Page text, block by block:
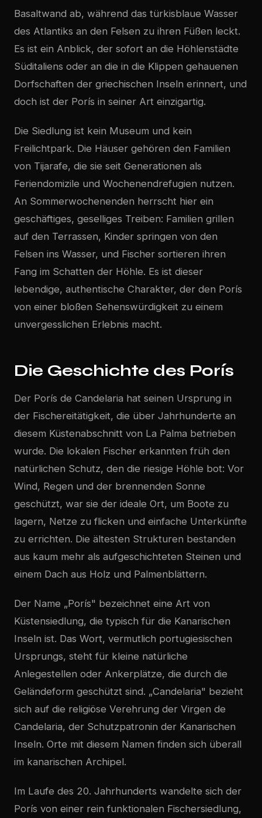
Basaltwand ab, während das türkisblaue Wasser
des Atlantiks an den Felsen zu ihren Füßen leckt.
Es ist ein Anblick, der sofort an die Höhlenstädte
Süditaliens oder an die in die Klippen gehauenen
Dorfschaften der griechischen Inseln erinnert, und
doch ist der Porís in seiner Art einzigartig.
Die Siedlung ist kein Museum und kein
Freilichtpark. Die Häuser gehören den Familien
von Tijarafe, die sie seit Generationen als
Feriendomizile und Wochenendrefugien nutzen.
An Sommerwochenenden herrscht hier ein
geschäftiges, geselliges Treiben: Familien grillen
auf den Terrassen, Kinder springen von den
Felsen ins Wasser, und Fischer sortieren ihren
Fang im Schatten der Höhle. Es ist dieser
lebendige, authentische Charakter, der den Porís
von einer bloßen Sehenswürdigkeit zu einem
unvergesslichen Erlebnis macht.
Die Geschichte des Porís
Der Porís de Candelaria hat seinen Ursprung in
der Fischereitätigkeit, die über Jahrhunderte an
diesem Küstenabschnitt von La Palma betrieben
wurde. Die lokalen Fischer erkannten früh den
natürlichen Schutz, den die riesige Höhle bot: Vor
Wind, Regen und der brennenden Sonne
geschützt, war sie der ideale Ort, um Boote zu
lagern, Netze zu flicken und einfache Unterkünfte
zu errichten. Die ältesten Strukturen bestanden
aus kaum mehr als aufgeschichteten Steinen und
einem Dach aus Holz und Palmenblättern.
Der Name „Porís" bezeichnet eine Art von
Küstensiedlung, die typisch für die Kanarischen
Inseln ist. Das Wort, vermutlich portugiesischen
Ursprungs, steht für kleine natürliche
Anlegestellen oder Ankerplätze, die durch die
Geländeform geschützt sind. „Candelaria" bezieht
sich auf die religiöse Verehrung der Virgen de
Candelaria, der Schutzpatronin der Kanarischen
Inseln. Orte mit diesem Namen finden sich überall
im kanarischen Archipel.
Im Laufe des 20. Jahrhunderts wandelte sich der
Porís von einer rein funktionalen Fischersiedlung,